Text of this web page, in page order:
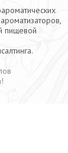
пищевой